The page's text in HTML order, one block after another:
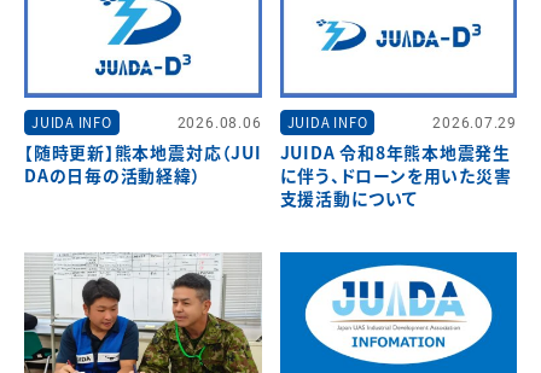
JUIDA INFO 2026.08.06
【随時更新】熊本地震対応（JUI
DAの日毎の活動経緯）
JUIDA INFO 2026.07.29
JUIDA 令和8年熊本地震発生
に伴う、ドローンを用いた災害
支援活動について